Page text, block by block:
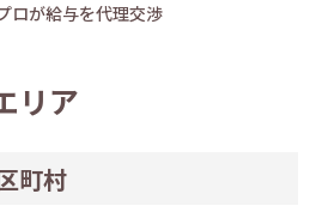
ロが給与を代理交渉
リア
町村